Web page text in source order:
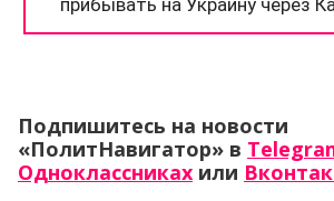
Подпишитесь на новости
«ПолитНавигатор» в
Одноклассниках или